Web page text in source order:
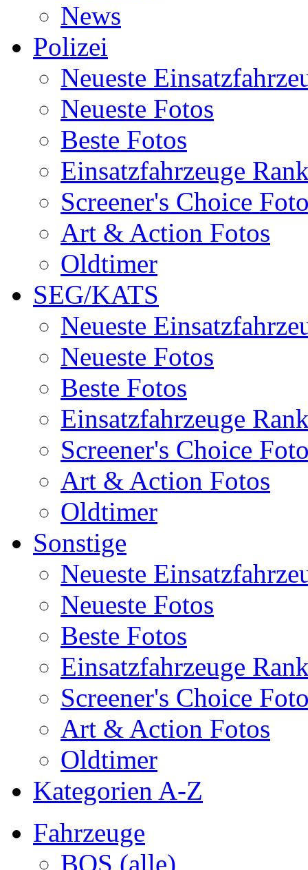
News
Polizei
Neueste
Neueste Fotos
Beste Fotos
Einsatzfahrzeuge
Screener's Choice
Art & Action Fotos
Oldtimer
SEG/KATS
Neueste
Neueste Fotos
Beste Fotos
Einsatzfahrzeuge
Screener's Choice
Art & Action Fotos
Oldtimer
Sonstige
Neueste
Neueste Fotos
Beste Fotos
Einsatzfahrzeuge
Screener's Choice
Art & Action Fotos
Oldtimer
Kategorien A-Z
Fahrzeuge
BOS (alle)